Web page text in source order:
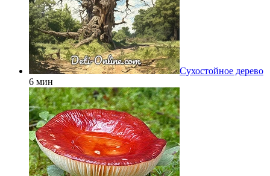
Сухостойное дерево
6 мин